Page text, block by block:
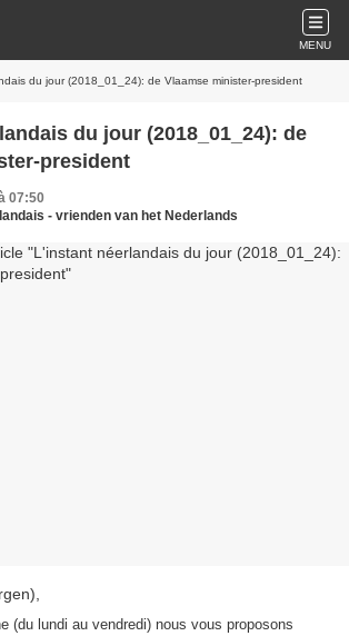
MENU
du jour (2018_01_24): de Vlaamse minister-president
du jour (2018_01_24): de
president
07:50
- vrienden van het Nederlands
(du lundi au vendredi) nous vous proposons